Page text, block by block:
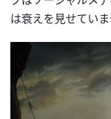
は衰えを見せていま